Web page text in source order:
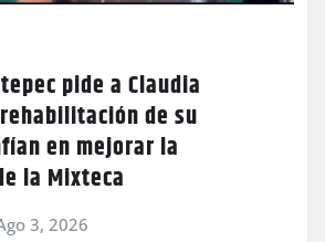
pide a Claudia
de su
en mejorar la
la Mixteca
3, 2026